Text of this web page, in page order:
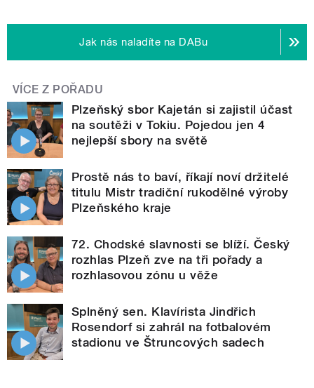
Jak nás naladíte na DABu
VÍCE Z POŘADU
Plzeňský sbor Kajetán si zajistil účast
na soutěži v Tokiu. Pojedou jen 4
nejlepší sbory na světě
Prostě nás to baví, říkají noví držitelé
titulu Mistr tradiční rukodělné výroby
Plzeňského kraje
72. Chodské slavnosti se blíží. Český
rozhlas Plzeň zve na tři pořady a
rozhlasovou zónu u věže
Splněný sen. Klavírista Jindřich
Rosendorf si zahrál na fotbalovém
stadionu ve Štruncových sadech